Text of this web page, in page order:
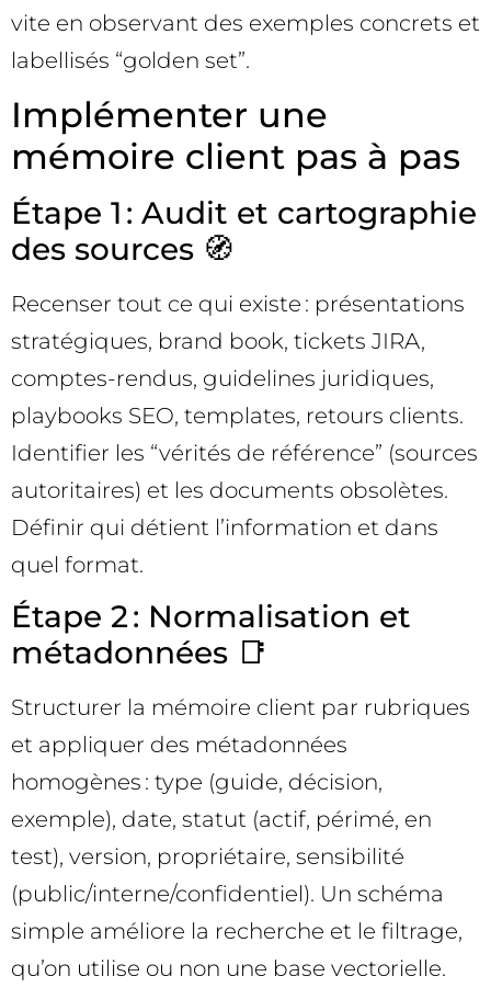
vite en observant des exemples concrets et
labellisés “golden set”.
Implémenter une
mémoire client pas à pas
Étape 1 : Audit et cartographie
des sources 🧭
Recenser tout ce qui existe : présentations
stratégiques, brand book, tickets JIRA,
comptes-rendus, guidelines juridiques,
playbooks SEO, templates, retours clients.
Identifier les “vérités de référence” (sources
autoritaires) et les documents obsolètes.
Définir qui détient l’information et dans
quel format.
Étape 2 : Normalisation et
métadonnées 📑
Structurer la mémoire client par rubriques
et appliquer des métadonnées
homogènes : type (guide, décision,
exemple), date, statut (actif, périmé, en
test), version, propriétaire, sensibilité
(public/interne/confidentiel). Un schéma
simple améliore la recherche et le filtrage,
qu’on utilise ou non une base vectorielle.